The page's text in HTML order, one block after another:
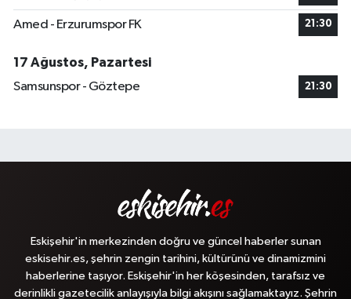
Amed - Erzurumspor FK 21:30
17 Ağustos, Pazartesi
Samsunspor - Göztepe
21:30
Eskişehir'in merkezinden doğru ve güncel haberler sunan
eskisehir.es, şehrin zengin tarihini, kültürünü ve dinamizmini
haberlerine taşıyor. Eskişehir'in her köşesinden, tarafsız ve
derinlikli gazetecilik anlayışıyla bilgi akışını sağlamaktayız. Şehrin